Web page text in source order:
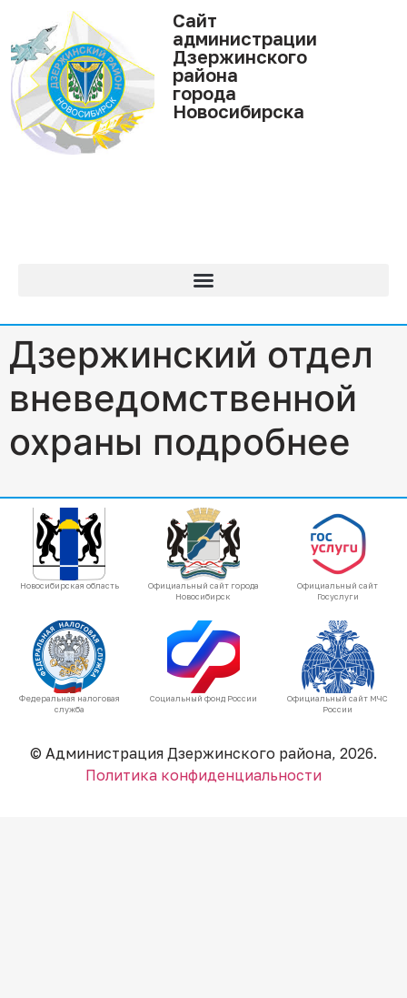
Cайт
администрации
Дзержинского
района
города
Новосибирска
Дзержинский отдел
вневедомственной
охраны подробнее
Новосибирская область
Официальный сайт города
Новосибирск
Официальный сайт
Госуслуги
Федеральная налоговая
служба
Социальный фонд России
Официальный сайт МЧС
России
© Администрация Дзержинского района, 2026.
Политика конфиденциальности